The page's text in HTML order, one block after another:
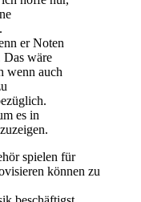
er Noten
Das wäre
wenn auch
es in
spielen für
können zu